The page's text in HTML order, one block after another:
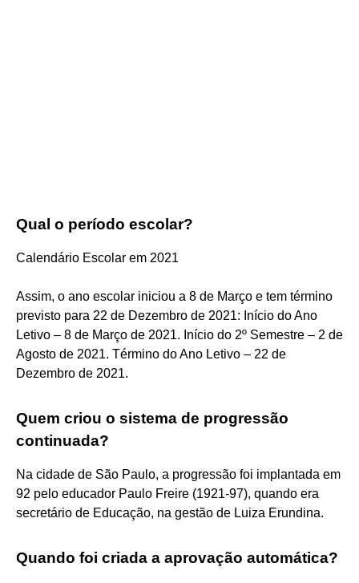
Qual o período escolar?
Calendário Escolar em 2021
Assim, o ano escolar iniciou a 8 de Março e tem término
previsto para 22 de Dezembro de 2021: Início do Ano
Letivo – 8 de Março de 2021. Início do 2º Semestre – 2 de
Agosto de 2021. Término do Ano Letivo – 22 de
Dezembro de 2021.
Quem criou o sistema de progressão
continuada?
Na cidade de São Paulo, a progressão foi implantada em
92 pelo educador Paulo Freire (1921-97), quando era
secretário de Educação, na gestão de Luiza Erundina.
Quando foi criada a aprovação automática?